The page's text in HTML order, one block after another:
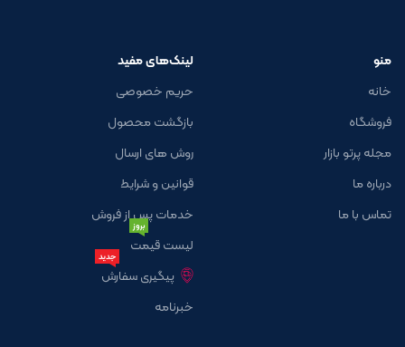
منو
خانه
فروشگاه
مجله پرتو بازار
درباره ما
تماس با ما
لینک‌های مفید
حریم خصوصی
بازگشت محصول
روش های ارسال
قوانین و شرایط
خدمات پس از فروش
لیست قیمت
بروز
پیگیری سفارش
جدید
خبرنامه